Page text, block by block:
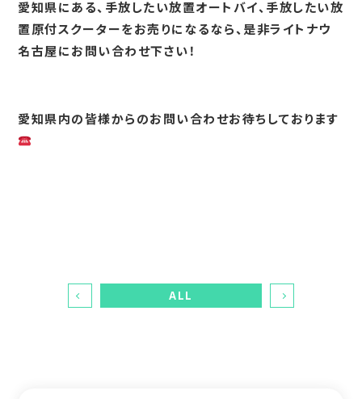
愛知県にある、手放したい放置オートバイ、手放したい放
置原付スクーターをお売りになるなら、是非ライトナウ
名古屋にお問い合わせ下さい！
愛知県内の皆様からのお問い合わせお待ちしております
ALL